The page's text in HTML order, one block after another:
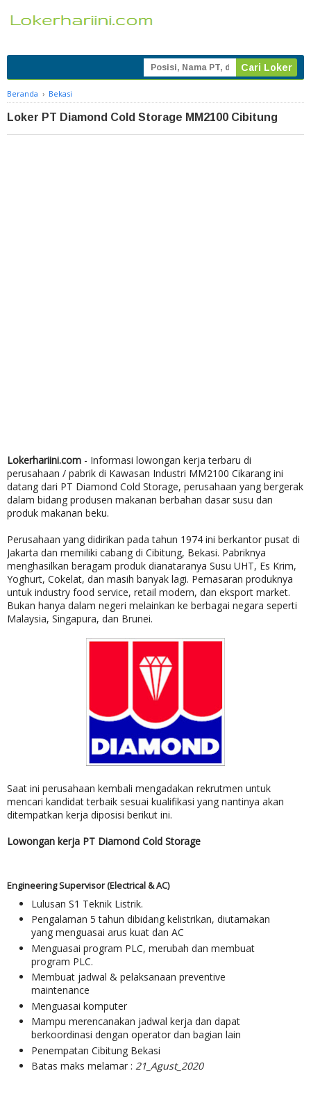
Beranda › Bekasi
Loker PT Diamond Cold Storage MM2100 Cibitung
Lokerhariini.com - Informasi lowongan kerja terbaru di
perusahaan / pabrik di Kawasan Industri MM2100 Cikarang ini
datang dari PT Diamond Cold Storage, perusahaan yang bergerak
dalam bidang produsen makanan berbahan dasar susu dan
produk makanan beku.
Perusahaan yang didirikan pada tahun 1974 ini berkantor pusat di
Jakarta dan memiliki cabang di Cibitung, Bekasi. Pabriknya
menghasilkan beragam produk dianataranya Susu UHT, Es Krim,
Yoghurt, Cokelat, dan masih banyak lagi. Pemasaran produknya
untuk industry food service, retail modern, dan eksport market.
Bukan hanya dalam negeri melainkan ke berbagai negara seperti
Malaysia, Singapura, dan Brunei.
Saat ini perusahaan kembali mengadakan rekrutmen untuk
mencari kandidat terbaik sesuai kualifikasi yang nantinya akan
ditempatkan kerja diposisi berikut ini.
Lowongan kerja PT Diamond Cold Storage
Engineering Supervisor (Electrical & AC)
Lulusan S1 Teknik Listrik.
Pengalaman 5 tahun dibidang kelistrikan, diutamakan
yang menguasai arus kuat dan AC
Menguasai program PLC, merubah dan membuat
program PLC.
Membuat jadwal & pelaksanaan preventive
maintenance
Menguasai komputer
Mampu merencanakan jadwal kerja dan dapat
berkoordinasi dengan operator dan bagian lain
Penempatan Cibitung Bekasi
Batas maks melamar : 21_Agust_2020